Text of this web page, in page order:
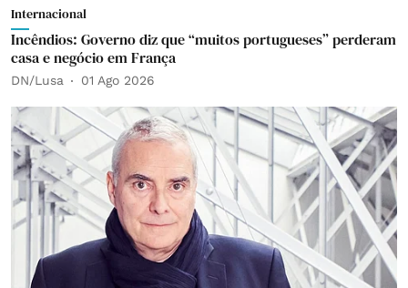
Internacional
Incêndios: Governo diz que “muitos portugueses” perderam
casa e negócio em França
DN/Lusa 01 Ago 2026